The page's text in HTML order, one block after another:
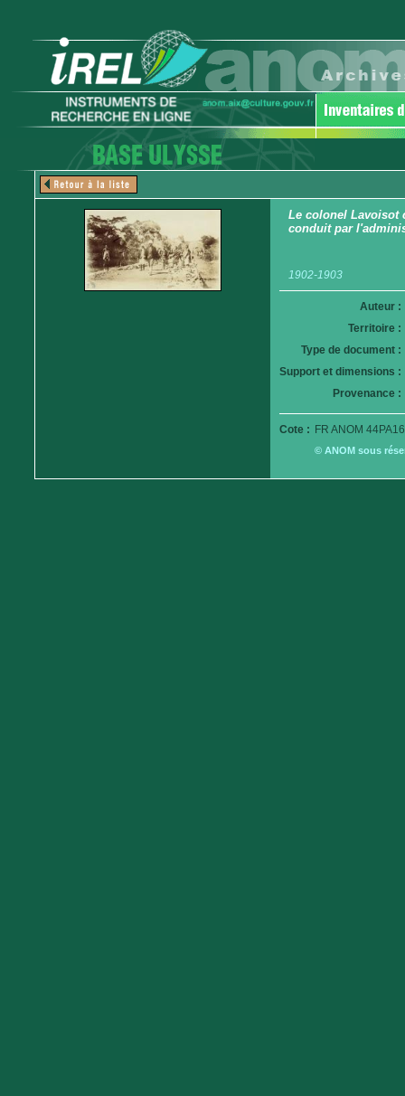
Le colonel Lavoisot
conduit par
1902-1903
Auteur :
Territoire :
Type de document :
Support et dimensions :
Provenance :
Cote : FR ANOM
© ANOM sous